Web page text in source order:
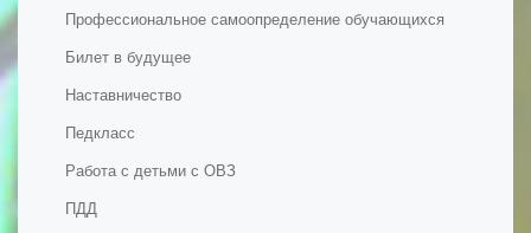
Профессиональное самоопределение обучающихся
Билет в будущее
Наставничество
Педкласс
Работа с детьми с ОВЗ
ПДД